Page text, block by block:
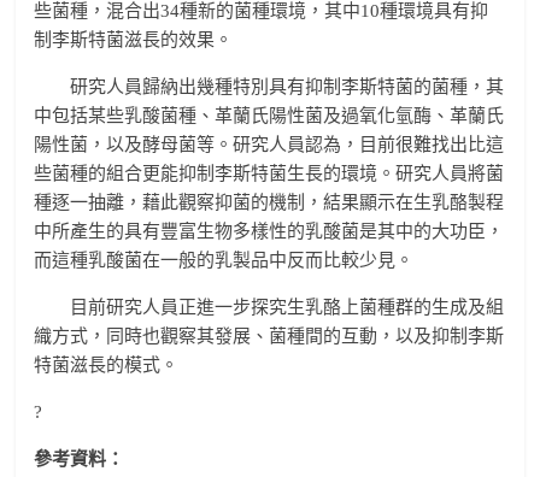
些菌種，混合出34種新的菌種環境，其中10種環境具有抑
制李斯特菌滋長的效果。
研究人員歸納出幾種特別具有抑制李斯特菌的菌種，其
中包括某些乳酸菌種、革蘭氏陽性菌及過氧化氫酶、革蘭氏
陽性菌，以及酵母菌等。研究人員認為，目前很難找出比這
些菌種的組合更能抑制李斯特菌生長的環境。研究人員將菌
種逐一抽離，藉此觀察抑菌的機制，結果顯示在生乳酪製程
中所產生的具有豐富生物多樣性的乳酸菌是其中的大功臣，
而這種乳酸菌在一般的乳製品中反而比較少見。
目前研究人員正進一步探究生乳酪上菌種群的生成及組
織方式，同時也觀察其發展、菌種間的互動，以及抑制李斯
特菌滋長的模式。
?
參考資料：